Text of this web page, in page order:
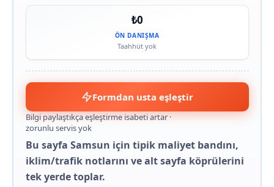
₺0
ÖN DANIŞMA
Taahhüt yok
Formdan usta eşleştir
Bilgi paylaştıkça eşleştirme isabeti artar ·
zorunlu servis yok
Bu sayfa Samsun için tipik maliyet bandını,
iklim/trafik notlarını ve alt sayfa köprülerini
tek yerde toplar.